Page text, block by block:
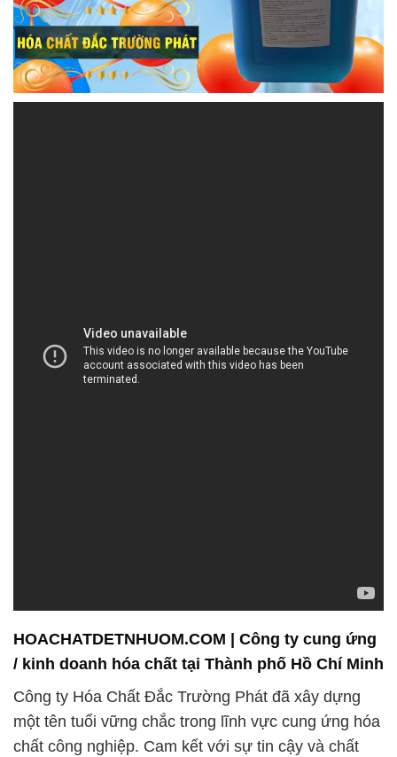
HOACHATDETNHUOM.COM | Công ty cung ứng
/ kinh doanh hóa chất tại Thành phố Hồ Chí Minh
Công ty Hóa Chất Đắc Trường Phát đã xây dựng
một tên tuổi vững chắc trong lĩnh vực cung ứng hóa
chất công nghiệp. Cam kết với sự tin cậy và chất